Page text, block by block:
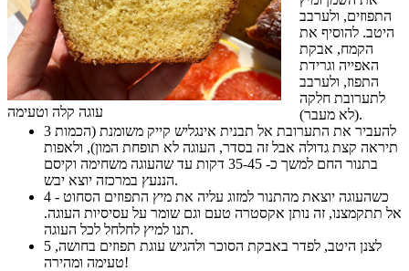
עוגה קלה וטעימה
התפוזים, ולערבב
היטב. להוסיף את
הקמח, אבקת
האפייה וגרידת
התפוז, ולערבב
לתערובת חלקה
(לא מעבר).
3
תיראה קצת גדולה אבל זה בסדר, העוגה לא תופחת המון), ולאפות
בתנור החם למשך כ- 35-45 דקות עד שהעוגה משחימה וקיסם
הננעץ במרכזה יוצא יבש.
4
אל תתקמצנו, זה נותן אקסטרה טעם וגם שומר על עסיסיות העוגה.
תנו למיץ לחלחל לכל העוגה.
5
טעימה ומהירה!